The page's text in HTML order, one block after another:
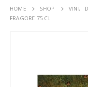
HOME SHOP VINI,
FRAGORE 75 CL